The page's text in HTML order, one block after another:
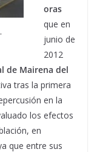
oras
que en
junio de
2012
de Mairena del
tras la primera
en la
los efectos
en
que entre sus